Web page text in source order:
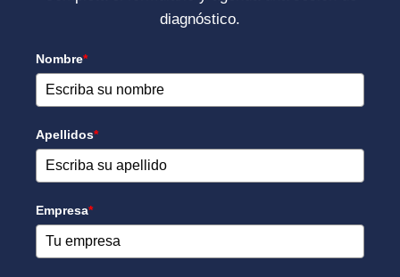
diagnóstico.
Nombre*
Apellidos*
Empresa*